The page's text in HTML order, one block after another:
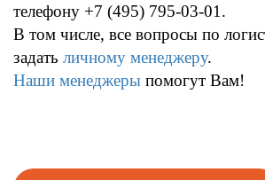
телефону +7 (495) 795-03-01.
В том числе, все вопросы по
задать личному менеджеру.
Наши менеджеры помогут Вам!